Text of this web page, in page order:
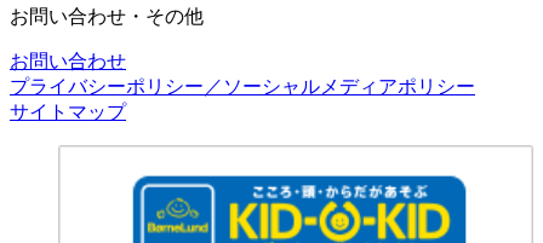
お問い合わせ・その他
お問い合わせ
プライバシーポリシー／ソーシャルメディアポリシー
サイトマップ